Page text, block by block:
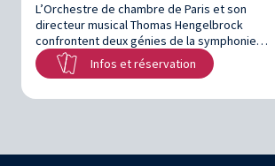
L’Orchestre de chambre de Paris et son
directeur musical Thomas Hengelbrock
confrontent deux génies de la symphonie…
Infos et réservation